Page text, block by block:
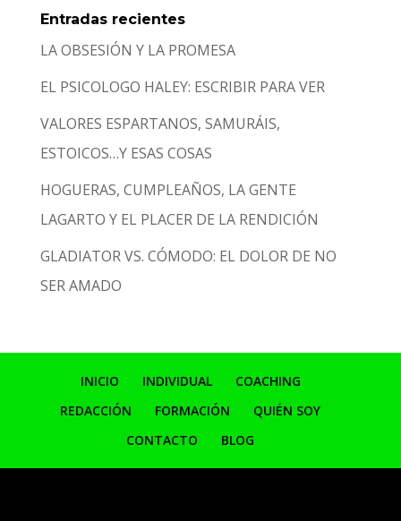
Entradas recientes
LA OBSESIÓN Y LA PROMESA
EL PSICOLOGO HALEY: ESCRIBIR PARA VER
VALORES ESPARTANOS, SAMURÁIS,
ESTOICOS…Y ESAS COSAS
HOGUERAS, CUMPLEAÑOS, LA GENTE
LAGARTO Y EL PLACER DE LA RENDICIÓN
GLADIATOR VS. CÓMODO: EL DOLOR DE NO
SER AMADO
INICIO INDIVIDUAL
COACHING
REDACCIÓN
FORMACIÓN
QUIÉN SOY
CONTACTO
BLOG